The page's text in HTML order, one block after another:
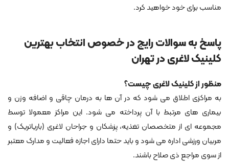
مناسب برای خود خواهید کرد.
پاسخ به سوالات رایج در خصوص انتخاب بهترین
کلینیک لاغری در تهران
منظور از کلینیک لاغری چیست؟
به مراکزی اطلاق می شود که در آن ها به درمان چاقی و اضافه وزن و
بیماری های مرتبط با آن پرداخته می شود. این مراکز معمولا توسط
مجموعه ای از متخصصان تغذیه، پزشکان و جراحان لاغری (باریاتریک) و
مربیان ورزشی اداره می شود و باید حتما دارای اجازه فعالیت و مدارک معتبر
از سوی مراجع ذی صلاح باشند.